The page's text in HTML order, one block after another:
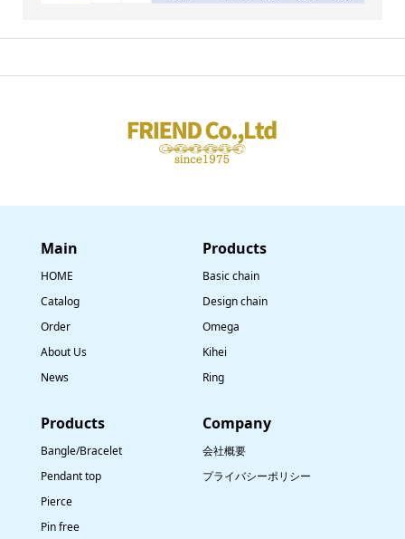
Main
HOME
Catalog
Order
About Us
News
​Products
Basic chain
Design chain
Omega
Kihei
Ring
​Products
Bangle/Bracelet
Pendant top
Pierce
Pin free
Company
会社概要
プライバシーポリシー